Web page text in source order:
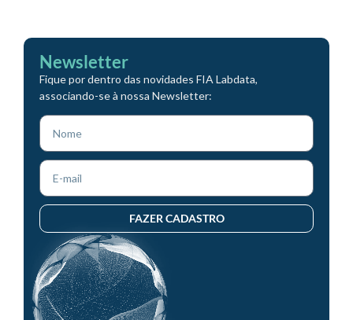
Newsletter
Fique por dentro das novidades FIA Labdata,
associando-se à nossa Newsletter:
FAZER CADASTRO